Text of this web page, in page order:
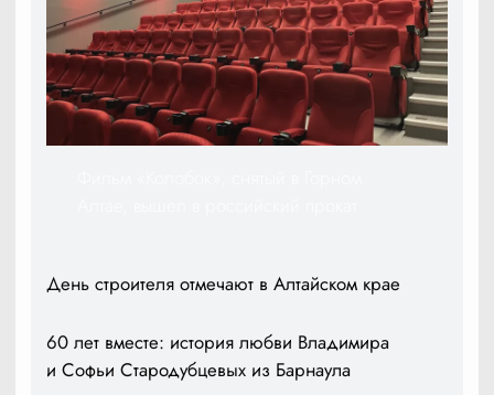
День строителя отмечают в Алтайском крае
60 лет вместе: история любви Владимира
и Софьи Стародубцевых из Барнаула